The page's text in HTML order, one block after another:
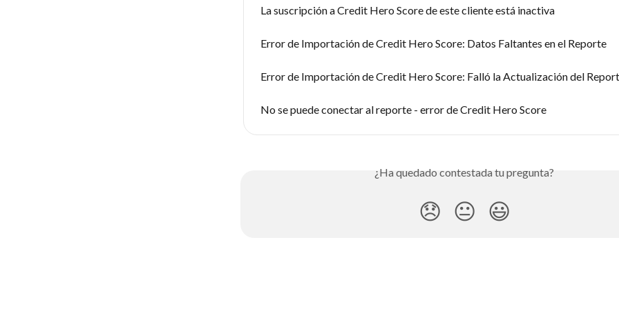
La suscripción a Credit Hero Score de este cliente está inactiva
Error de Importación de Credit Hero Score: Datos Faltantes en el Reporte
Error de Importación de Credit Hero Score: Falló la Actualización del
No se puede conectar al reporte - error de Credit Hero Score
¿Ha quedado contestada tu pregunta?
😞 😐 😃